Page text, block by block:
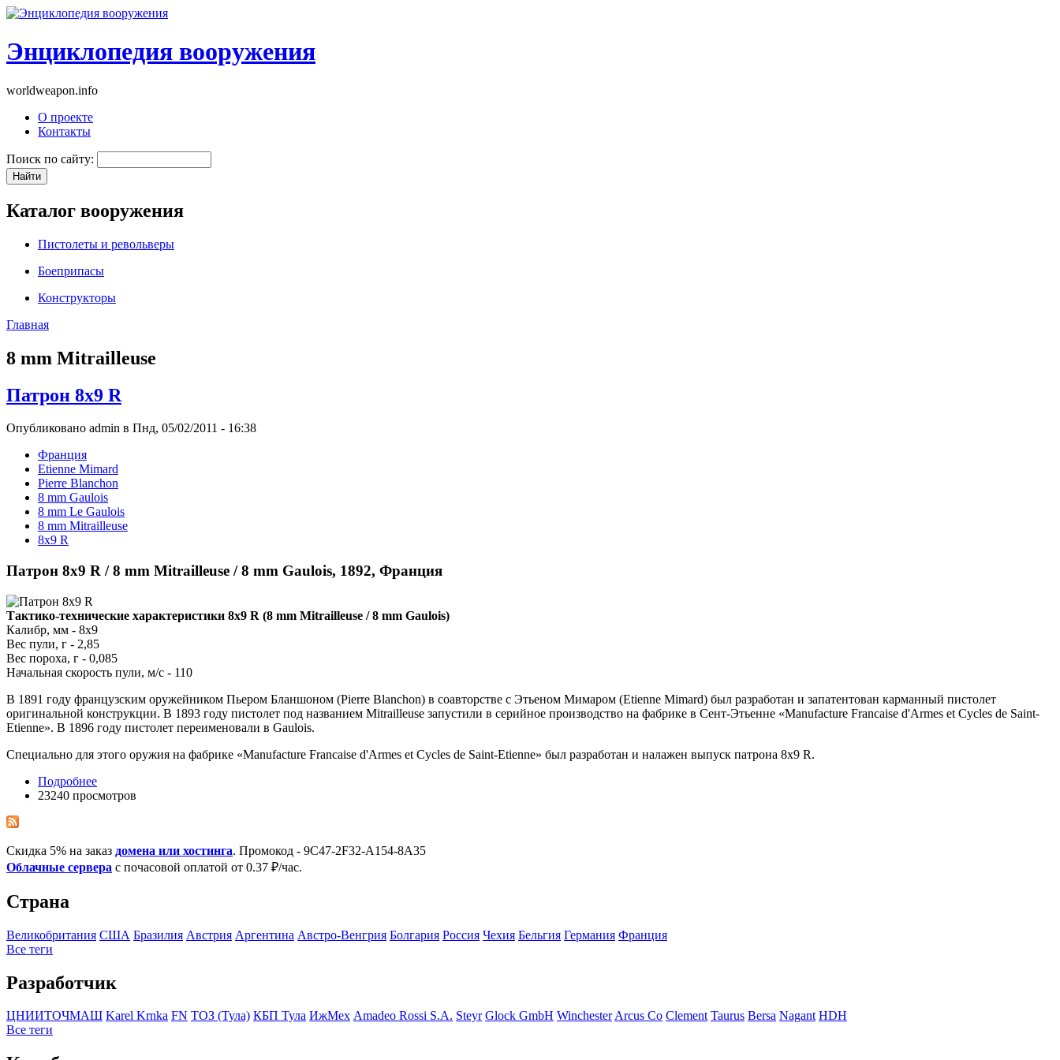
Энциклопедия вооружения
worldweapon.info
О проекте
Контакты
Поиск по сайту:
Каталог вооружения
Пистолеты и револьверы
Боеприпасы
Конструкторы
Главная
8 mm Mitrailleuse
Патрон 8x9 R
Опубликовано admin в Пнд, 05/02/2011 - 16:38
Франция
Etienne Mimard
Pierre Blanchon
8 mm Gaulois
8 mm Le Gaulois
8 mm Mitrailleuse
8x9 R
Патрон 8x9 R / 8 mm Mitrailleuse / 8 mm Gaulois, 1892, Франция
Тактико-технические характеристики 8x9 R (8 mm Mitrailleuse / 8 mm Gaulois)
Калибр, мм - 8x9
Вес пули, г - 2,85
Вес пороха, г - 0,085
Начальная скорость пули, м/с - 110
В 1891 году французским оружейником Пьером Бланшоном (Pierre Blanchon) в соавторстве с Этьеном Мимаром (Etienne Mimard) был разработан и запатентован карманный пистолет
оригинальной конструкции. В 1893 году пистолет под названием Mitrailleuse запустили в серийное производство на фабрике в Сент-Этьенне «Manufacture Francaise d'Armes et Cycles de Saint-
Etienne». В 1896 году пистолет переименовали в Gaulois.
Специально для этого оружия на фабрике «Manufacture Francaise d'Armes et Cycles de Saint-Etienne» был разработан и налажен выпуск патрона 8x9 R.
Подробнее
23240 просмотров
Скидка 5% на заказ домена или хостинга. Промокод - 9C47-2F32-A154-8A35
Облачные сервера с почасовой оплатой от 0.37 ₽/час.
Страна
Великобритания США Бразилия Австрия Аргентина Австро-Венгрия Болгария Росcия Чехия Бельгия Германия Франция
Все теги
Разработчик
ЦНИИТОЧМАШ Karel Krnka FN ТОЗ (Тула) КБП Тула ИжМех Amadeo Rossi S.A. Steyr Glock GmbH WinchesterArcus Co Clement Taurus Bersa Nagant HDH
Все теги